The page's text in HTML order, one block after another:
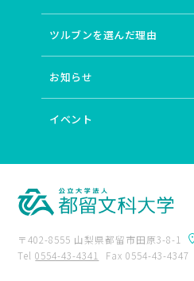
ツルブンを選んだ理由
お知らせ
イベント
〒402-8555 山梨県都留市田原3-8-1
Tel0554-43-4341 Fax 0554-43-4347